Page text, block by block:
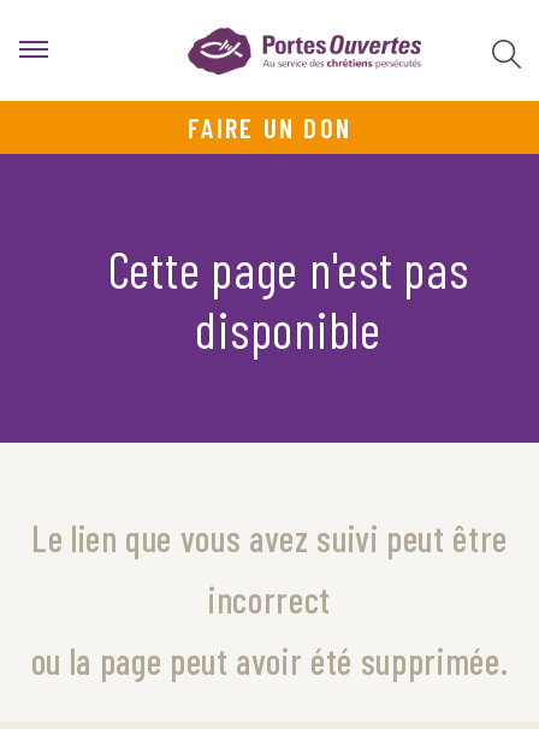
FAIRE UN DON
Cette page n'est pas
disponible
Le lien que vous avez suivi peut être
incorrect
ou la page peut avoir été supprimée.